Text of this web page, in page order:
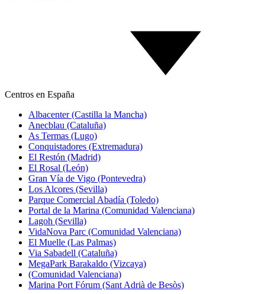
Centros en España
Albacenter (Castilla la Mancha)
Anecblau (Cataluña)
As Termas (Lugo)
Conquistadores (Extremadura)
El Restón (Madrid)
El Rosal (León)
Gran Vía de Vigo (Pontevedra)
Los Alcores (Sevilla)
Parque Comercial Abadía (Toledo)
Portal de la Marina (Comunidad Valenciana)
Lagoh (Sevilla)
VidaNova Parc (Comunidad Valenciana)
El Muelle (Las Palmas)
Via Sabadell (Cataluña)
MegaPark Barakaldo (Vizcaya)
(Comunidad Valenciana)
Marina Port Fórum (Sant Adrià de Besòs)